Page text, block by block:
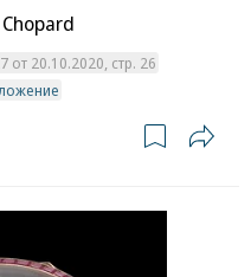
20.10.2020, стр. 26